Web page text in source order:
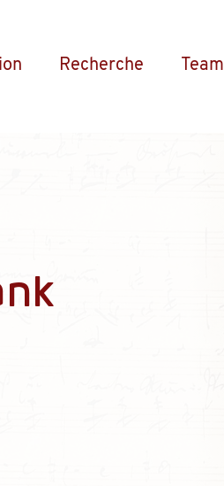
Recherche Team